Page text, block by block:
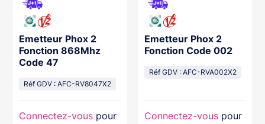
Emetteur Phox 2
Fonction 868Mhz
Code 47
Réf GDV : AFC-RV8047X2
Connectez-vous pour
Emetteur Phox 2
Fonction Code 002
Réf GDV : AFC-RVA002X2
Connectez-vous pour